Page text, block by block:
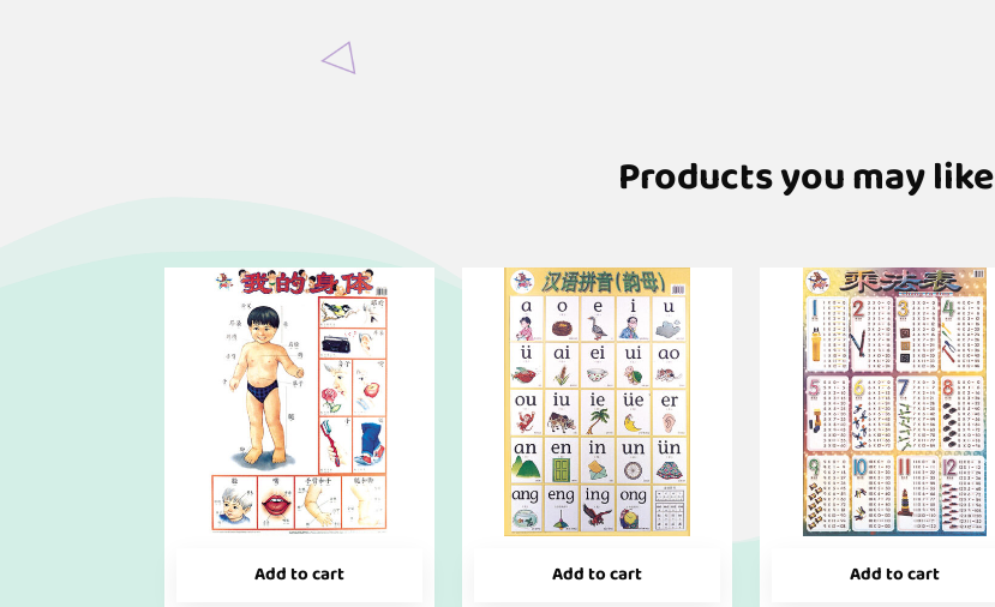
Products you may like
Add to cart Add to cart Add to cart